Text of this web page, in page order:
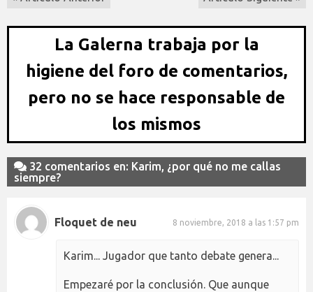
La Galerna trabaja por la
higiene del foro de comentarios,
pero no se hace responsable de
los mismos
32 comentarios en: Karim, ¿por qué no me callas
siempre?
Floquet de neu 8 noviembre, 2018 a las 1:57 pm
Karim... Jugador que tanto debate genera...
Empezaré por la conclusión. Que aunque